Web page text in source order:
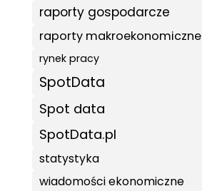
raporty gospodarcze
raporty makroekonomiczne
rynek pracy
SpotData
Spot data
SpotData.pl
statystyka
wiadomości ekonomiczne